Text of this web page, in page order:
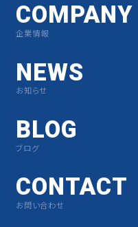
COMPANY
企業情報
NEWS
お知らせ
BLOG
ブログ
CONTACT
お問い合わせ